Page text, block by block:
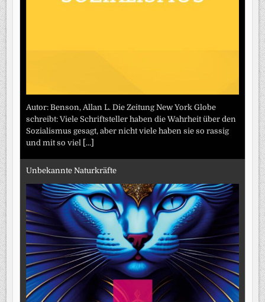
Autor: Benson, Allan L. Die Zeitung New York Globe
schreibt: Viele Schriftsteller haben die Wahrheit über den
Sozialismus gesagt, aber nicht viele haben sie so rassig
und mit so viel [...]
Unbekannte Naturkräfte